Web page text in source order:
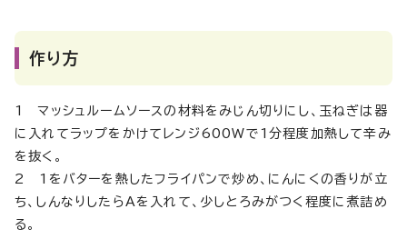
作り方
1 マッシュルームソースの材料をみじん切りにし、玉ねぎは器
に入れてラップをかけてレンジ600Wで1分程度加熱して辛み
を抜く。
2 1をバターを熱したフライパンで炒め、にんにくの香りが立
ち、しんなりしたらAを入れて、少しとろみがつく程度に煮詰め
る。